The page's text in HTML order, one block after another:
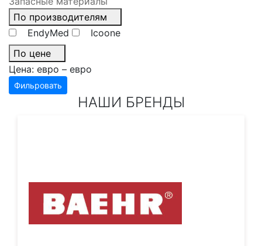
По производителям
EndyMed
Icoone
По цене
Цена: евро – евро
Фильровать
НАШИ БРЕНДЫ